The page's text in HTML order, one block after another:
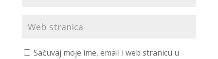
Sačuvaj moje ime, email i web stranicu u